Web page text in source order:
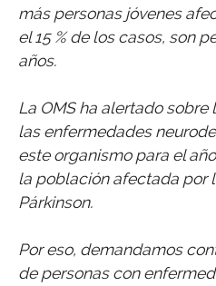
más personas jóvenes
el 15 % de los casos, son
años.
La OMS ha alertado
las enfermedades
este organismo para el
la población afectada por
Párkinson.
Por eso, demandamos
de personas con